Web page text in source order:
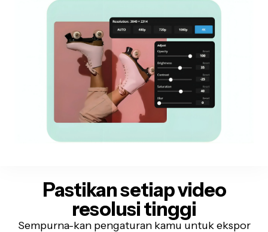
Pastikan setiap video
resolusi tinggi
Sempurna-kan pengaturan kamu untuk ekspor